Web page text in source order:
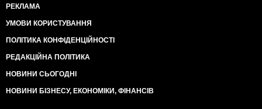
РЕКЛАМА
УМОВИ КОРИСТУВАННЯ
ПОЛІТИКА КОНФІДЕНЦІЙНОСТІ
РЕДАКЦІЙНА ПОЛІТИКА
НОВИНИ СЬОГОДНІ
НОВИНИ БІЗНЕСУ, ЕКОНОМІКИ, ФІНАНСІВ